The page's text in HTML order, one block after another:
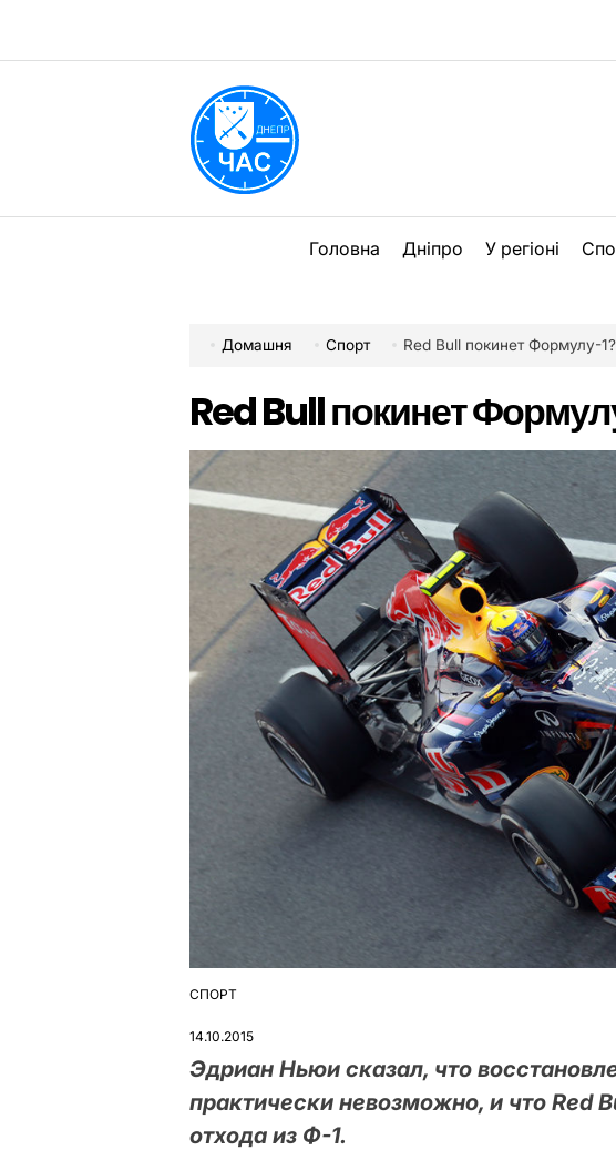
вмісту
Головна Дніпро У регіоні
Домашня Спорт Red Bull покинет Формулу-1?
Red Bull покинет
ОПУБЛІКУВАТИ
СПОРТ
14.10.2015
Эдриан Ньюи сказал, что
практически невозможно, и что Red
отхода из Ф-1.